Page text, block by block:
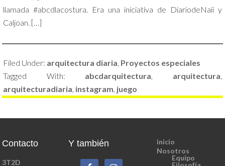
llamada #abcdlacostura. Era una iniciativa de DiariodeNaii y
Caljoan. […]
Filed Under: arquitectura diaria, Proyectos especiales
Tagged With: abcdarquitectura, arquitectura,
arquitecturadiaria, instagram, juego
Contacto
3T2D
Y también
inicio
Nosotros
Equipo